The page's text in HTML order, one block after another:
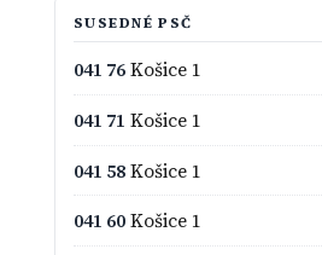
SUSEDNÉ PSČ
041 76Košice 1
041 71 Košice 1
041 58Košice 1
041 60Košice 1